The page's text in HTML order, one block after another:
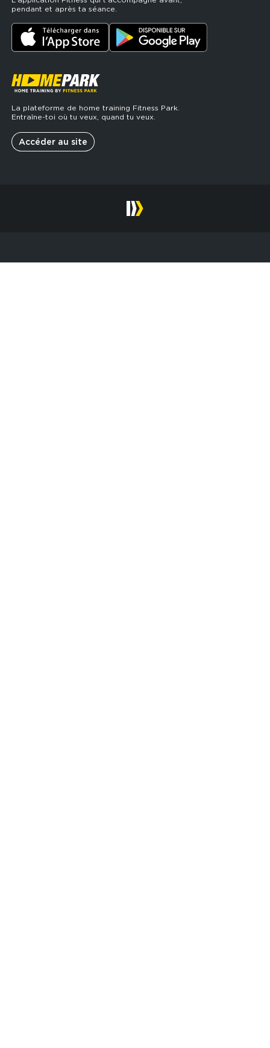
pendant et après ta séance.
La plateforme de home training Fitness Park.
Entraîne-toi où tu veux, quand tu veux.
Accéder au site